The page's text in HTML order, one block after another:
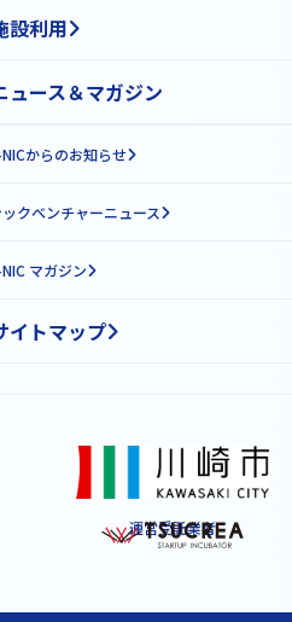
設利用
ュース＆マガジン
からのお知らせ
クベンチャーニュース
マガジン
イトマップ
運営受託業者